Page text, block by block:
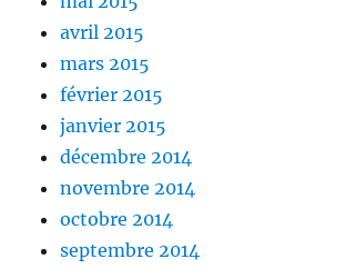
avril 2015
mars 2015
février 2015
janvier 2015
décembre 2014
novembre 2014
octobre 2014
septembre 2014